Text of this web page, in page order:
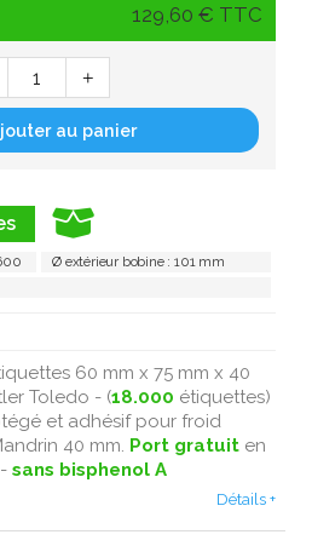
Ø extérieur bobine : 101 mm
60 mm x 75 mm x 40
Toledo - (18.000 étiquettes)
et adhésif pour froid
40 mm. Port gratuit en
sans bisphenol A
Détails +
129,60 € TTC
au panier